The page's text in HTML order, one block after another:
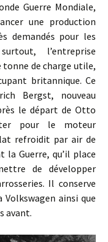
Mondiale,
une production
demandés pour les
l’entreprise
tonne de charge utile,
britannique. Ce
Bergst, nouveau
le départ de Otto
pour le moteur
refroidit par air de
la Guerre, qu’il place
de développer
Il conserve
ainsi que
avant.